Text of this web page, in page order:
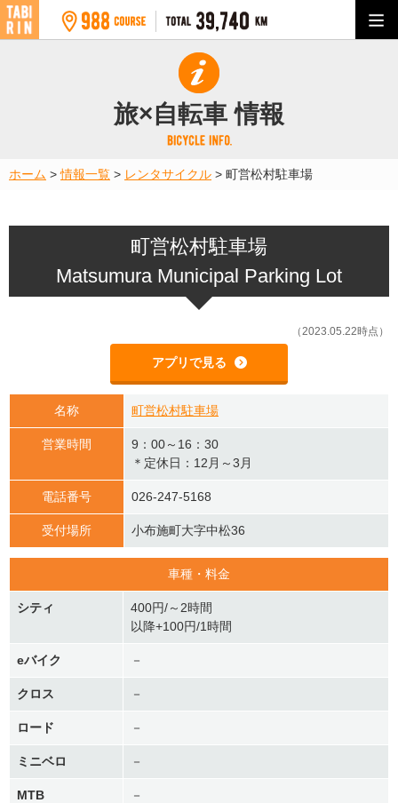
旅×自転車 情報
ホーム >情報一覧 > レンタサイクル > 町営松村駐車場
町営松村駐車場
Matsumura Municipal Parking Lot
（2023.05.22時点）
アプリで見る
名称 町営松村駐車場
営業時間
9：00～16：30
＊定休日：12月～3月
電話番号 026-247-5168
受付場所 小布施町大字中松36
車種・料金
シティ
400円/～2時間
以降+100円/1時間
eバイク －
クロス －
ロード －
ミニベロ －
MTB －